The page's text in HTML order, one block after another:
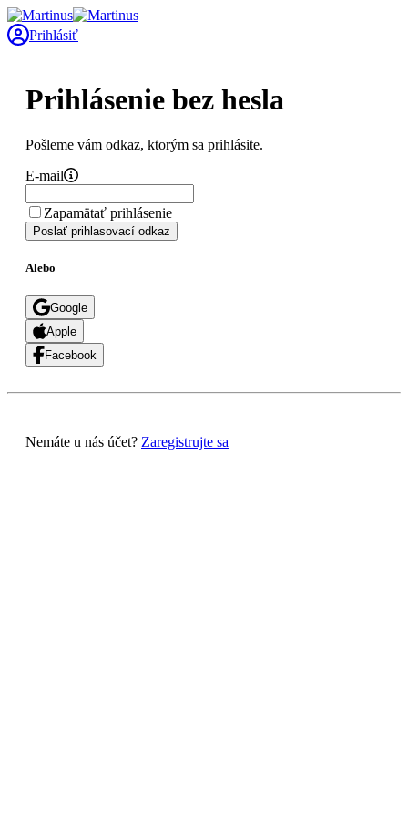
Prihlásiť
Prihlásenie bez hesla
Pošleme vám odkaz, ktorým sa prihlásite.
E-mail
Zapamätať prihlásenie
Poslať prihlasovací odkaz
Alebo
Google
Apple
Facebook
Nemáte u nás účet? Zaregistrujte sa